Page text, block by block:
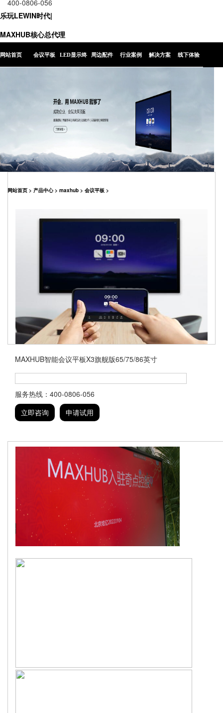
乐玩LEWIN时代|
MAXHUB核心总代理
400-0806-056
网站首页 会议平板 LED显示终 周边配件 行业案例 解决方案 线下体验
网站首页 > 产品中心> maxhub > 会议平板 >
MAXHUB智能会议平板X3旗舰版65/75/86英寸
服务热线：400-0806-056
立即咨询
申请试用